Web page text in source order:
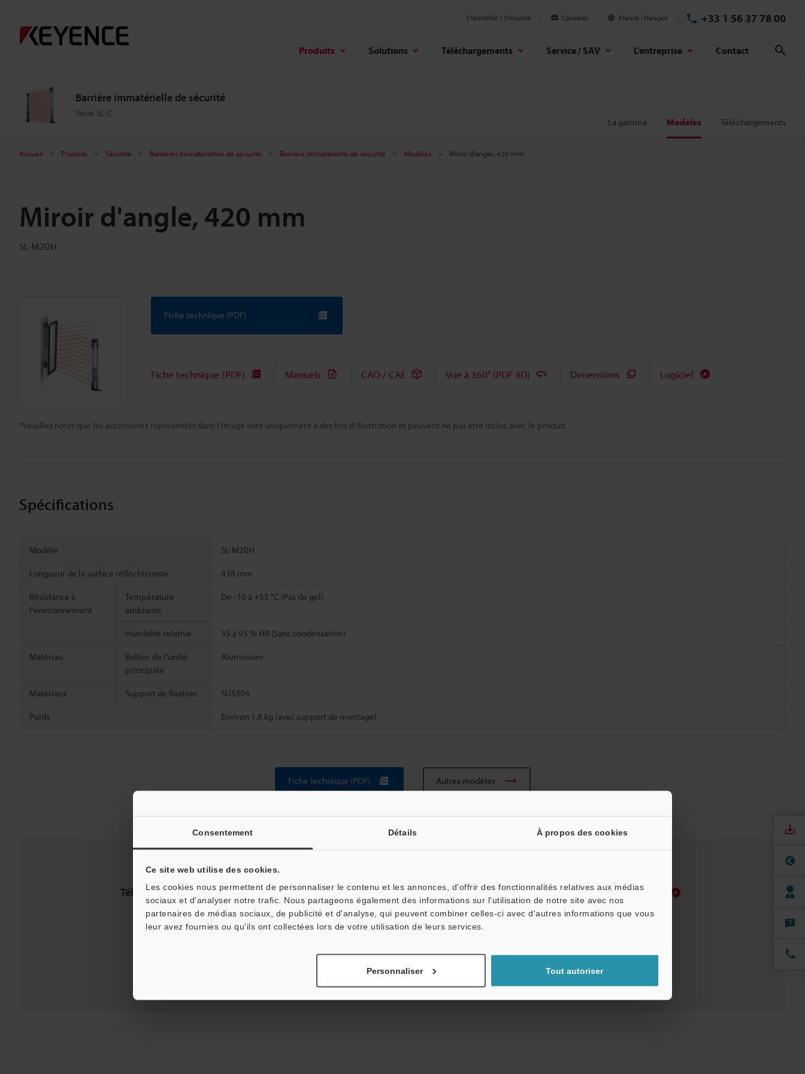
Consentement Détails À propos des cookies
Ce site web utilise des cookies.
Les cookies nous permettent de personnaliser le contenu et les annonces, d'offrir des fonctionnalités relatives aux médias
sociaux et d'analyser notre trafic. Nous partageons également des informations sur l'utilisation de notre site avec nos
partenaires de médias sociaux, de publicité et d'analyse, qui peuvent combiner celles-ci avec d'autres informations que vous
leur avez fournies ou qu'ils ont collectées lors de votre utilisation de leurs services.
Personnaliser Tout autoriser
S'identifier / S’inscrire Carrières France français +33 1 56 37 78 00
Produits Solutions Téléchargements Service / SAV L'entreprise Contact
Barrière immatérielle de sécurité
Série SL-C
La gamme Modèles Téléchargements
Accueil Produits Sécurité Barrières Immatérielles de sécurité Barrière immatérielle de sécurité Modèles Miroir d'angle, 420 mm
Miroir d'angle, 420 mm
SL-M20H
*Veuillez noter que les accessoires représentés dans l'image sont uniquement à des fins d'illustration et peuvent ne pas être inclus avec le produit.
Fiche technique (PDF)
Fiche technique (PDF) Manuels CAO / CAE Vue à 360° (PDF 3D) Dimensions Logiciel
Spécifications
Modèle SL-M20H
Longueur de la surface réfléchissante 438 mm
Résistance à
l'environnement
Température
ambiante
De -10 à +55 °C (Pas de gel)
Humidité relative 35 à 95 % HR (Sans condensation)
Matériau
Boîtier de l'unité
principale
Aluminium
Matériaux Support de fixation SUS304
Poids Environ 1,8 kg (avec support de montage)
Fiche technique (PDF) Autres modèles
Téléchargements: Guides techniques Fiche technique (PDF) CAO / CAE Manuels Logiciel
Assistance: Posez vos questions Démo / Test
Produits: Barrières Immatérielles de sécurité